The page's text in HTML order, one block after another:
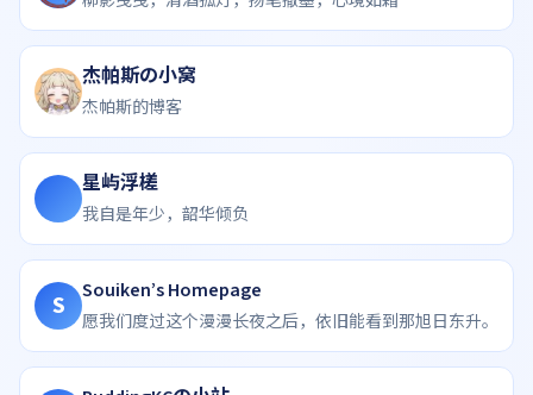
杰帕斯の小窝
杰帕斯的博客
星屿浮槎
我自是年少，韶华倾负
S Souiken’s Homepage
愿我们度过这个漫漫长夜之后，依旧能看到那旭日东升。